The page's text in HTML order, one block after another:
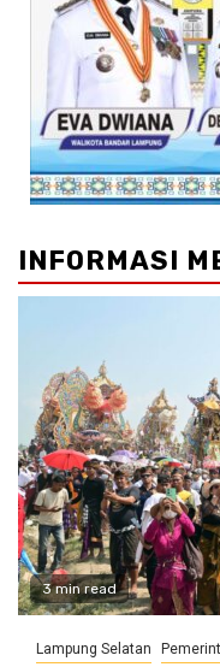
INFORMASI
3 min read
Lampung Selatan